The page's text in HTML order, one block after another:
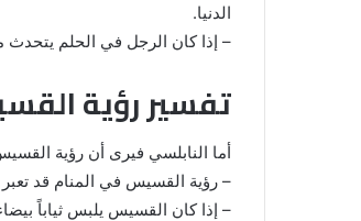
الدنيا.
– إذا كان الرجل في الحلم
تفسير رؤية
أما النابلسي فيرى أن رؤية
– رؤية القسيس في المنام قد
– إذا كان القسيس يلبس ثياباً
للمتزوجة
خروج شي من الدبر في